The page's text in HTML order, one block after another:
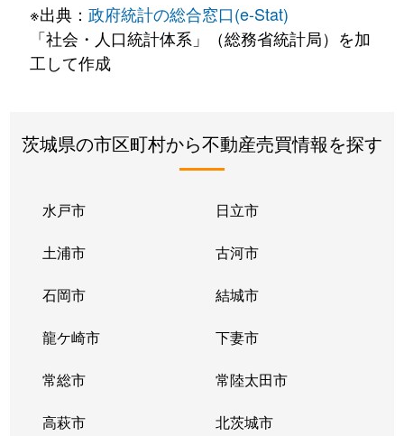
※出典： 政府統計の総合窓口(e-Stat)
「社会・人口統計体系」（総務省統計局）を加
工して作成
茨城県の市区町村から不動産売買情報を探す
水戸市 日立市
土浦市 古河市
石岡市 結城市
龍ケ崎市 下妻市
常総市 常陸太田市
高萩市 北茨城市